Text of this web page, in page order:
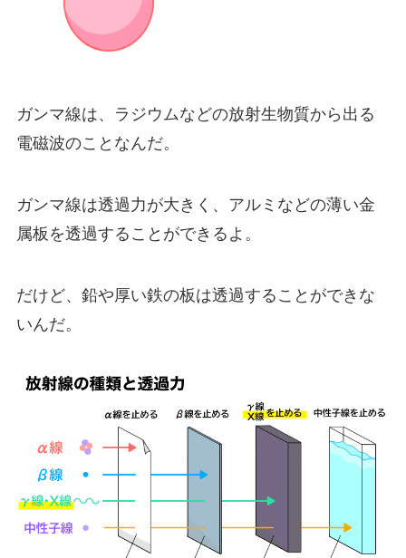
ガンマ線は、ラジウムなどの放射生物質から出る
電磁波のことなんだ。
ガンマ線は透過力が大きく、アルミなどの薄い金
属板を透過することができるよ。
だけど、鉛や厚い鉄の板は透過することができな
いんだ。